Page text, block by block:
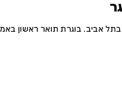
בתל אביב. בוגרת תואר ראשון